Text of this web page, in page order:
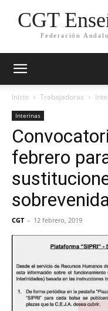
CGT
Federación
Inicio Trabajadoras
Interinas
febrero
CGT - 12 febrero, 2019